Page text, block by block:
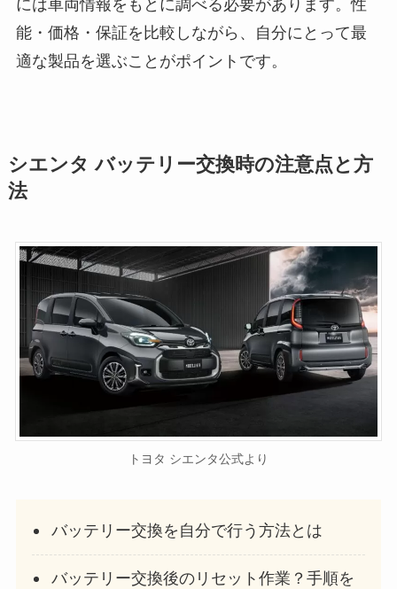
には車両情報をもとに調べる必要があります。性
能・価格・保証を比較しながら、自分にとって最
適な製品を選ぶことがポイントです。
シエンタ バッテリー交換時の注意点と方
法
トヨタ シエンタ公式より
バッテリー交換を自分で行う方法とは
バッテリー交換後のリセット作業？手順を